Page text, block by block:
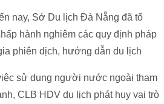
nay, Sở Du lịch Đà Nẵng đã tổ
hành nghiêm các quy định pháp
phiên dịch, hướng dẫn du lịch
sử dụng người nước ngoài tham
CLB HDV du lịch phát huy vai trò